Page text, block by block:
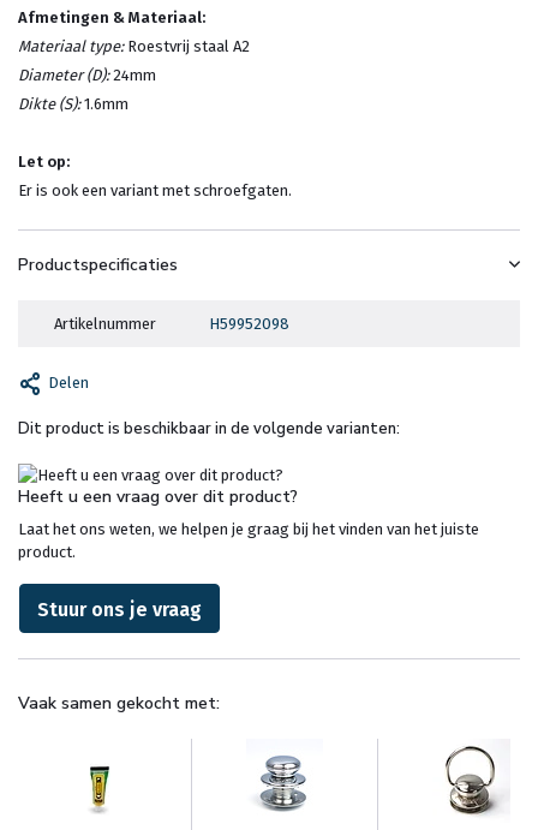
Afmetingen & Materiaal:
Materiaal type:Roestvrij staal A2
Diameter (D):24mm
Dikte (S):1.6mm
Let op:
Er is ook een variant met schroefgaten.
Productspecificaties
Artikelnummer H59952098
Delen
Dit product is beschikbaar in de volgende varianten:
Heeft u een vraag over dit product?
Laat het ons weten, we helpen je graag bij het vinden van het juiste
product.
Stuur ons je vraag
Vaak samen gekocht met: